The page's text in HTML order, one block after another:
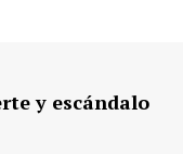
y escándalo